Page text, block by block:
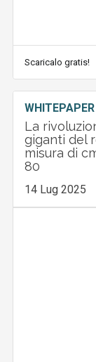
Scaricalo gratis!
WHITEPAPER
La
giganti del
misura di
80
14 Lug 2025